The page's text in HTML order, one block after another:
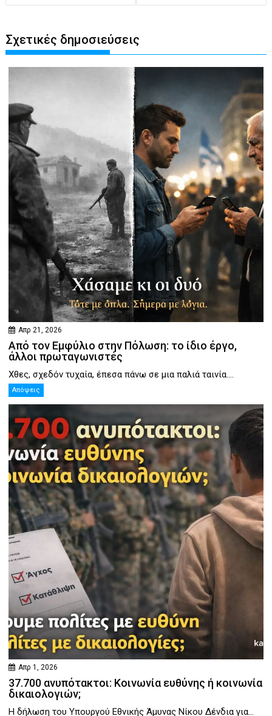
Σχετικές δημοσιεύσεις
Απρ 21, 2026
Από τον Εμφύλιο στην Πόλωση: το ίδιο έργο,
άλλοι πρωταγωνιστές
Χθες, σχεδόν τυχαία, έπεσα πάνω σε μια παλιά ταινία....
Απόψεις
Απρ 1, 2026
37.700 ανυπότακτοι: Κοινωνία ευθύνης ή κοινωνία
δικαιολογιών;
Η δήλωση του Υπουργού Εθνικής Άμυνας Νίκου Δένδια για...